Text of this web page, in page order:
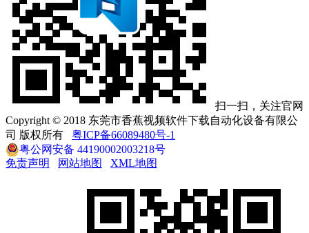
扫一扫，关注官网
Copyright © 2018 东莞市香蕉视频软件下载自动化设备有限公
司 版权所有 粤ICP备66089480号-1
粤公网安备 44190002003218号
免责声明
网站地图 XML地图